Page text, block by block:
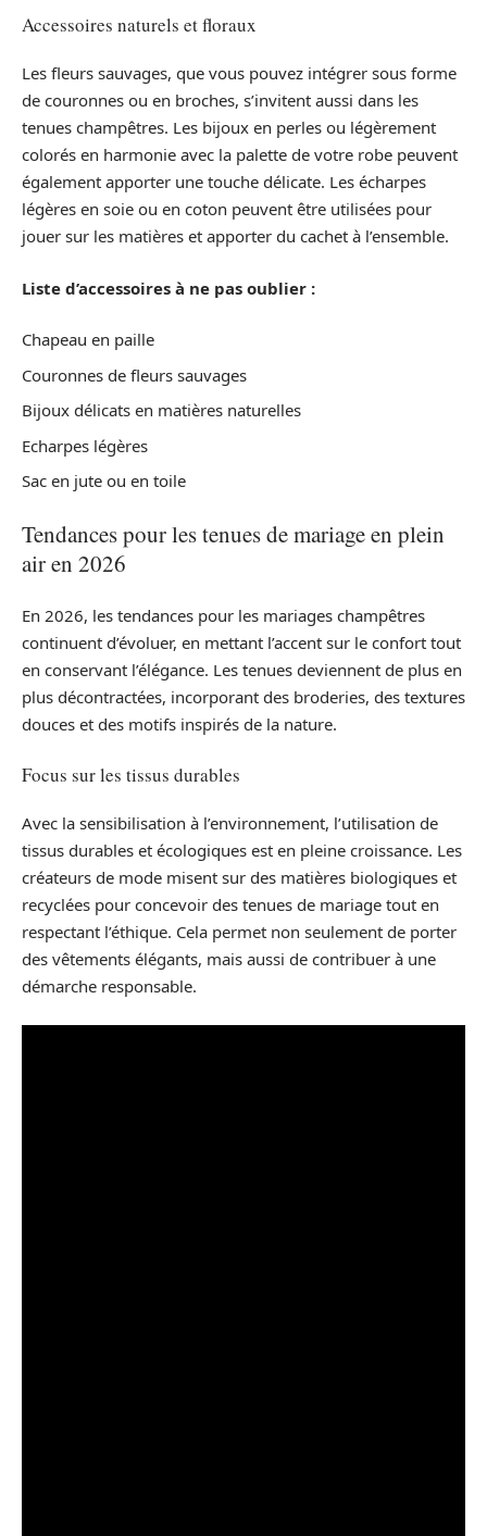
Accessoires naturels et floraux
Les fleurs sauvages, que vous pouvez intégrer sous forme
de couronnes ou en broches, s’invitent aussi dans les
tenues champêtres. Les bijoux en perles ou légèrement
colorés en harmonie avec la palette de votre robe peuvent
également apporter une touche délicate. Les écharpes
légères en soie ou en coton peuvent être utilisées pour
jouer sur les matières et apporter du cachet à l’ensemble.
Liste d’accessoires à ne pas oublier :
Chapeau en paille
Couronnes de fleurs sauvages
Bijoux délicats en matières naturelles
Echarpes légères
Sac en jute ou en toile
Tendances pour les tenues de mariage en plein
air en 2026
En 2026, les tendances pour les mariages champêtres
continuent d’évoluer, en mettant l’accent sur le confort tout
en conservant l’élégance. Les tenues deviennent de plus en
plus décontractées, incorporant des broderies, des textures
douces et des motifs inspirés de la nature.
Focus sur les tissus durables
Avec la sensibilisation à l’environnement, l’utilisation de
tissus durables et écologiques est en pleine croissance. Les
créateurs de mode misent sur des matières biologiques et
recyclées pour concevoir des tenues de mariage tout en
respectant l’éthique. Cela permet non seulement de porter
des vêtements élégants, mais aussi de contribuer à une
démarche responsable.